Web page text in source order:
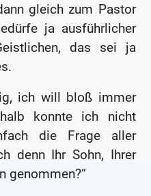
gleich zum Pastor
ja ausführlicher
das sei ja
ich will bloß immer
konnte ich nicht
die Frage aller
denn Ihr Sohn, Ihrer
genommen?“